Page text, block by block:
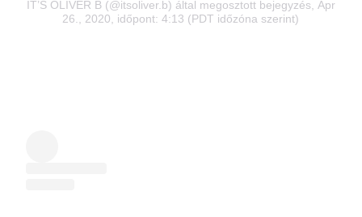
IT’S OLIVER B(@itsoliver.b) által megosztott bejegyzés, Ápr
26., 2020, időpont: 4:13 (PDT időzóna szerint)